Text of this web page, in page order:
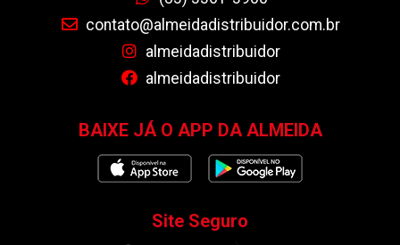
contato@almeidadistribuidor.com.br
almeidadistribuidor
almeidadistribuidor
BAIXE JÁ O APP DA ALMEIDA
Site Seguro